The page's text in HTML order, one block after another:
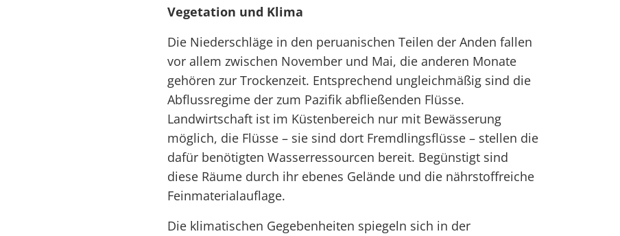
Vegetation und Klima
Die Niederschläge in den peruanischen Teilen der Anden fallen
vor allem zwischen November und Mai, die anderen Monate
gehören zur Trockenzeit. Entsprechend ungleichmäßig sind die
Abflussregime der zum Pazifik abfließenden Flüsse.
Landwirtschaft ist im Küstenbereich nur mit Bewässerung
möglich, die Flüsse – sie sind dort Fremdlingsflüsse – stellen die
dafür benötigten Wasserressourcen bereit. Begünstigt sind
diese Räume durch ihr ebenes Gelände und die nährstoffreiche
Feinmaterialauflage.
Die klimatischen Gegebenheiten spiegeln sich in der